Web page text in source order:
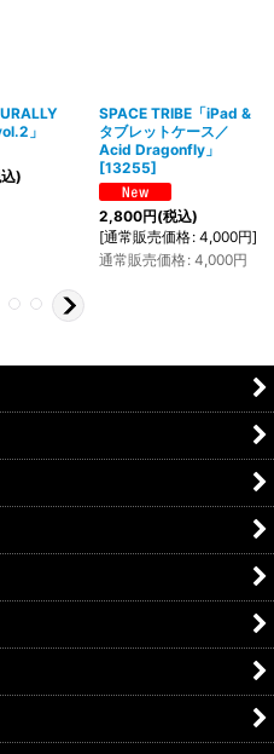
」
)
SPACE TRIBE「iPad &
タブレットケース／
Acid Dragonfly」
[13255]
2,800円(税込)
[通常販売価格: 4,000円]
通常販売価格: 4,000円